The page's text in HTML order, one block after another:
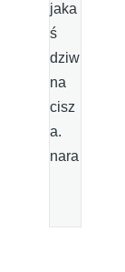
jaka
ś
dziw
na
cisz
a.
nara